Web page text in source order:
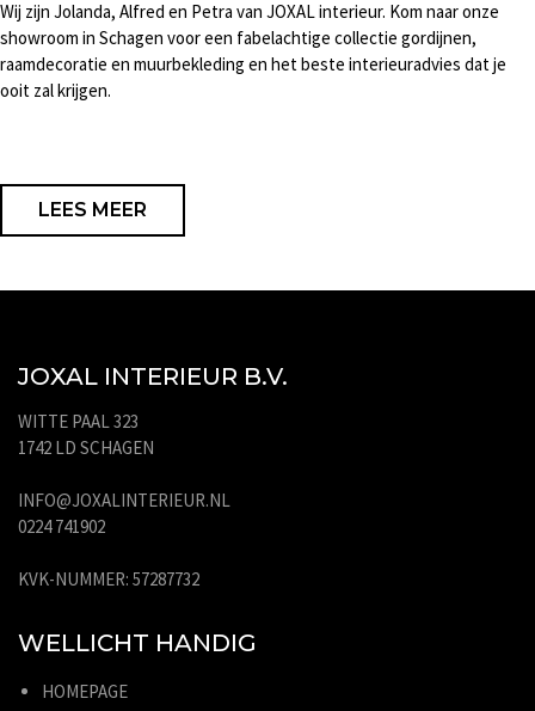
Wij zijn Jolanda, Alfred en Petra van JOXAL interieur. Kom naar onze
showroom in Schagen voor een fabelachtige collectie gordijnen,
raamdecoratie en muurbekleding en het beste interieuradvies dat je
ooit zal krijgen.
LEES MEER
JOXAL INTERIEUR B.V.
WITTE PAAL 323
1742 LD SCHAGEN
INFO@JOXALINTERIEUR.NL
0224 741902
KVK-NUMMER: 57287732
WELLICHT HANDIG
HOMEPAGE